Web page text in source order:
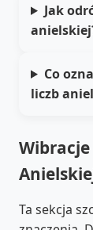
Jak
Co
liczb
Ta sekcja